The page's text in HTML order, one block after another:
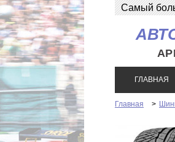
Самый
ГЛАВНАЯ
Главная >